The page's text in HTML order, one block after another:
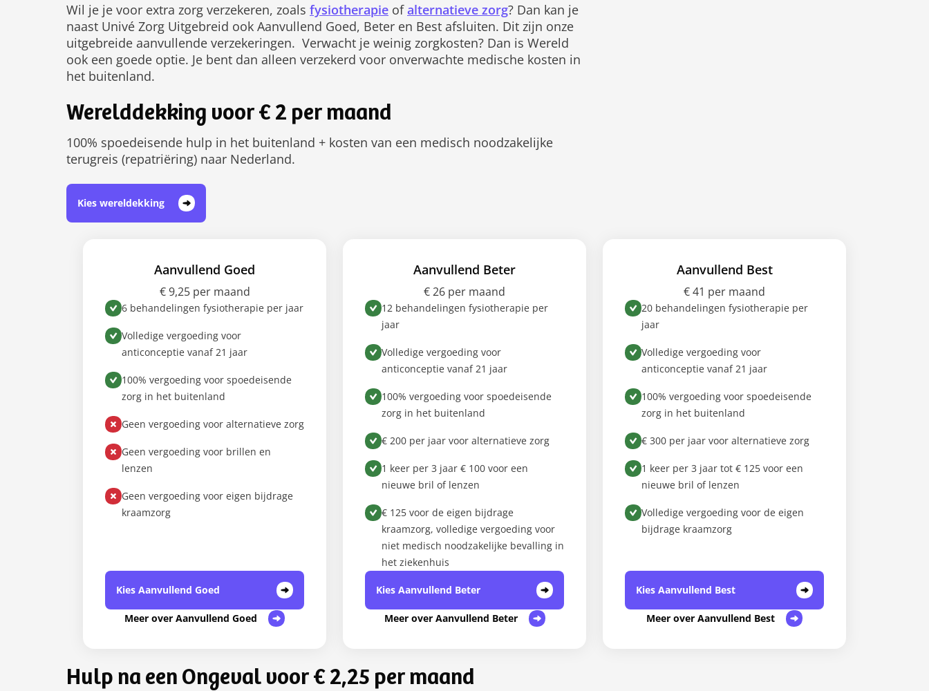
Wil je je voor extra zorg verzekeren, zoals fysiotherapie ofalternatieve zorg? Dan kan je
naast Univé Zorg Uitgebreid ook Aanvullend Goed, Beter en Best afsluiten. Dit zijn onze
uitgebreide aanvullende verzekeringen. Verwacht je weinig zorgkosten? Dan is Wereld
ook een goede optie. Je bent dan alleen verzekerd voor onverwachte medische kosten in
het buitenland.
Werelddekking voor € 2 per maand
100% spoedeisende hulp in het buitenland + kosten van een medisch noodzakelijke
terugreis (repatriëring) naar Nederland.
Kies wereldekking
Aanvullend Goed
€ 9,25 per maand
6 behandelingen fysiotherapie per jaar
Volledige vergoeding voor
anticonceptie vanaf 21 jaar
100% vergoeding voor spoedeisende
zorg in het buitenland
Geen vergoeding voor alternatieve zorg
Geen vergoeding voor brillen en
lenzen
Geen vergoeding voor eigen bijdrage
kraamzorg
Kies Aanvullend Goed
Meer over Aanvullend Goed
Aanvullend Beter
€ 26 per maand
12 behandelingen fysiotherapie per
jaar
Volledige vergoeding voor
anticonceptie vanaf 21 jaar
100% vergoeding voor spoedeisende
zorg in het buitenland
€ 200 per jaar voor alternatieve zorg
1 keer per 3 jaar € 100 voor een
nieuwe bril of lenzen
€ 125 voor de eigen bijdrage
kraamzorg, volledige vergoeding voor
niet medisch noodzakelijke bevalling in
het ziekenhuis
Kies Aanvullend Beter
Meer over Aanvullend Beter
Aanvullend Best
€ 41 per maand
20 behandelingen fysiotherapie per
jaar
Volledige vergoeding voor
anticonceptie vanaf 21 jaar
100% vergoeding voor spoedeisende
zorg in het buitenland
€ 300 per jaar voor alternatieve zorg
1 keer per 3 jaar tot € 125 voor een
nieuwe bril of lenzen
Volledige vergoeding voor de eigen
bijdrage kraamzorg
Kies Aanvullend Best
Meer over Aanvullend Best
Hulp na een Ongeval voor € 2,25 per maand